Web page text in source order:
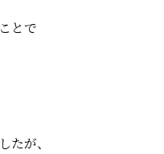
とで
たが、